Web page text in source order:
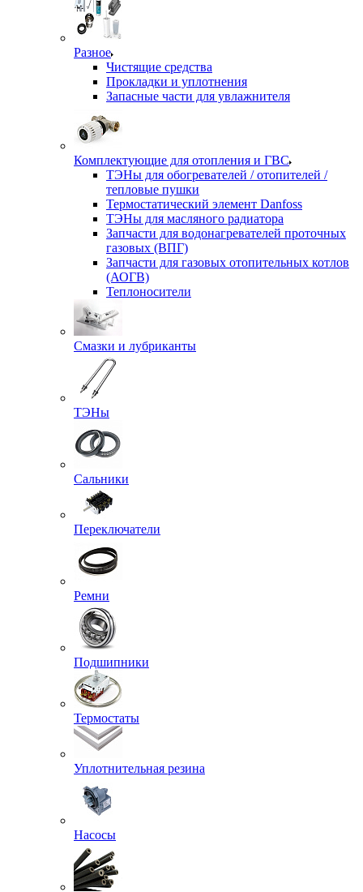
Разное
Чистящие средства
Прокладки и уплотнения
Запасные части для увлажнителя
Комплектующие для отопления и ГВС
ТЭНы для обогревателей / отопителей /
тепловые пушки
Термостатический элемент Danfoss
ТЭНы для масляного радиатора
Запчасти для водонагревателей проточных
газовых (ВПГ)
Запчасти для газовых отопительных котлов
(АОГВ)
Теплоносители
Смазки и лубриканты
ТЭНы
Сальники
Переключатели
Ремни
Подшипники
Термостаты
Уплотнительная резина
Насосы